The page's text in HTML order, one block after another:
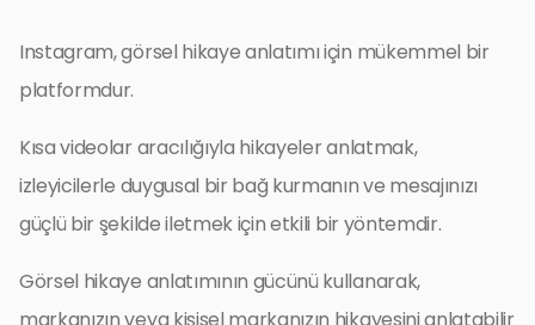
Instagram, görsel hikaye anlatımı için mükemmel bir
platformdur.
Kısa videolar aracılığıyla hikayeler anlatmak,
izleyicilerle duygusal bir bağ kurmanın ve mesajınızı
güçlü bir şekilde iletmek için etkili bir yöntemdir.
Görsel hikaye anlatımının gücünü kullanarak,
markanızın veya kişisel markanızın hikayesini anlatabilir